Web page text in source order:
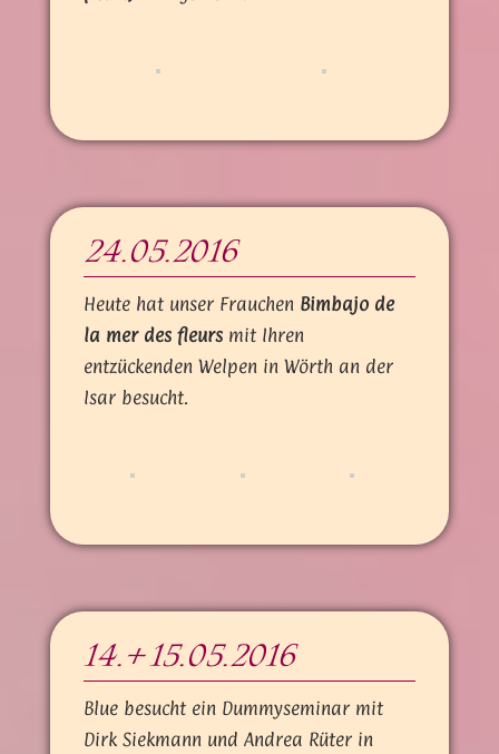
24.05.2016
Heute hat unser Frauchen Bimbajo de
la mer des fleursmit Ihren
entzückenden Welpen in Wörth an der
Isar besucht.
14.+ 15.05.2016
Blue besucht ein Dummyseminar mit
Dirk Siekmann und Andrea Rüter in